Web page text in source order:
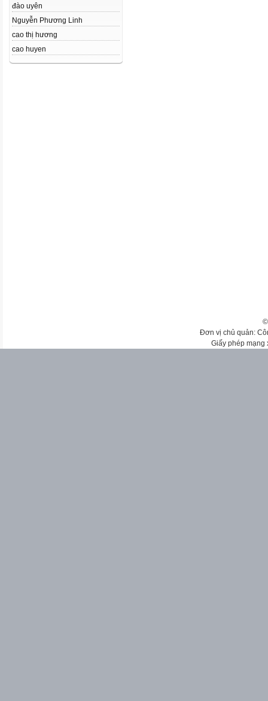
đào uyên
Nguyễn Phương Linh
cao thị hương
cao huyen
Đơn vị chủ quản:
Giấy phép mạng